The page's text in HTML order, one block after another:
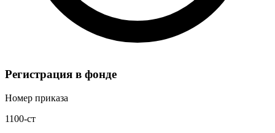
Регистрация в фонде
Номер приказа
1100-ст